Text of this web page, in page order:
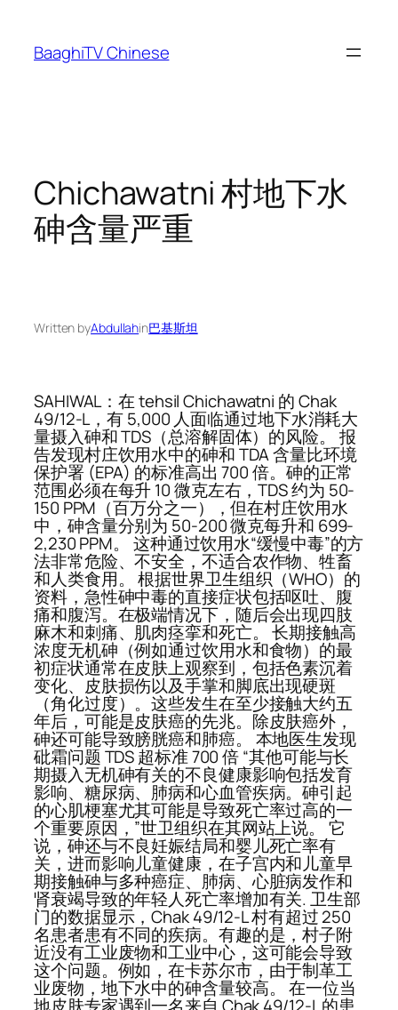
content
BaaghiTV Chinese
Chichawatni 村地下水
砷含量严重
Written byAbdullahin巴基斯坦
SAHIWAL：在 tehsil Chichawatni 的 Chak
49/12-L，有 5,000 人面临通过地下水消耗大
量摄入砷和 TDS（总溶解固体）的风险。 报
告发现村庄饮用水中的砷和 TDA 含量比环境
保护署 (EPA) 的标准高出 700 倍。砷的正常
范围必须在每升 10 微克左右，TDS 约为 50-
150 PPM（百万分之一），但在村庄饮用水
中，砷含量分别为 50-200 微克每升和 699-
2,230 PPM。 这种通过饮用水“缓慢中毒”的方
法非常危险、不安全，不适合农作物、牲畜
和人类食用。 根据世界卫生组织（WHO）的
资料，急性砷中毒的直接症状包括呕吐、腹
痛和腹泻。在极端情况下，随后会出现四肢
麻木和刺痛、肌肉痉挛和死亡。 长期接触高
浓度无机砷（例如通过饮用水和食物）的最
初症状通常在皮肤上观察到，包括色素沉着
变化、皮肤损伤以及手掌和脚底出现硬斑
（角化过度）。这些发生在至少接触大约五
年后，可能是皮肤癌的先兆。除皮肤癌外，
砷还可能导致膀胱癌和肺癌。 本地医生发现
砒霜问题 TDS 超标准 700 倍 “其他可能与长
期摄入无机砷有关的不良健康影响包括发育
影响、糖尿病、肺病和心血管疾病。砷引起
的心肌梗塞尤其可能是导致死亡率过高的一
个重要原因，”世卫组织在其网站上说。 它
说，砷还与不良妊娠结局和婴儿死亡率有
关，进而影响儿童健康，在子宫内和儿童早
期接触砷与多种癌症、肺病、心脏病发作和
肾衰竭导致的年轻人死亡率增加有关. 卫生部
门的数据显示，Chak 49/12-L 村有超过 250
名患者患有不同的疾病。有趣的是，村子附
近没有工业废物和工业中心，这可能会导致
这个问题。例如，在卡苏尔市，由于制革工
业废物，地下水中的砷含量较高。 在一位当